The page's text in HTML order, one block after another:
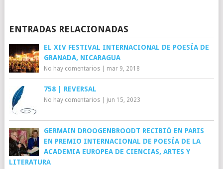
ENTRADAS RELACIONADAS
EL XIV FESTIVAL INTERNACIONAL DE POESÍA DE
GRANADA, NICARAGUA
No hay comentarios| mar 9, 2018
758 | REVERSAL
No hay comentarios| jun 15, 2023
GERMAIN DROOGENBROODT RECIBIÓ EN PARIS
EN PREMIO INTERNACIONAL DE POESÍA DE LA
ACADEMIA EUROPEA DE CIENCIAS, ARTES Y
LITERATURA